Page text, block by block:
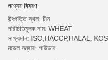
পণ্যের বিবরণ
উৎপত্তি স্থল: চীন
পরিচিতিমুলক নাম: WHEAT
সাক্ষ্যদান: ISO,HACCP,HALAL,
মডেল নম্বার: পাউডার